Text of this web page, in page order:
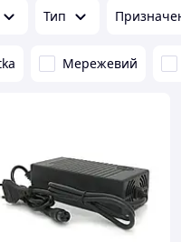
Тип
Мережевий